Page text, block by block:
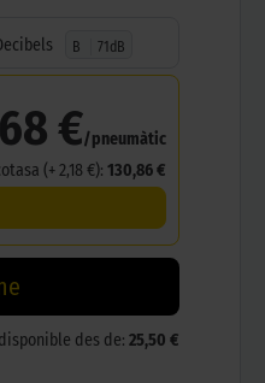
B
71dB
€/pneumàtic
(+ 2,18 €): 130,86 €
des de: 25,50 €